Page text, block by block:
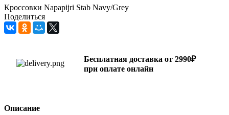
Кроссовки Napapijri Stab Navy/Grey
Поделиться
Бесплатная доставка от 2990₽
при оплате онлайн
Описание